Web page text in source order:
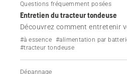
Questions fréquemment posées
Entretien du tracteur tondeuse
Découvrez comment entretenir
Husqvarna à essence ou à
#à essence #alimentation par
#tracteur tondeuse
Dépannage